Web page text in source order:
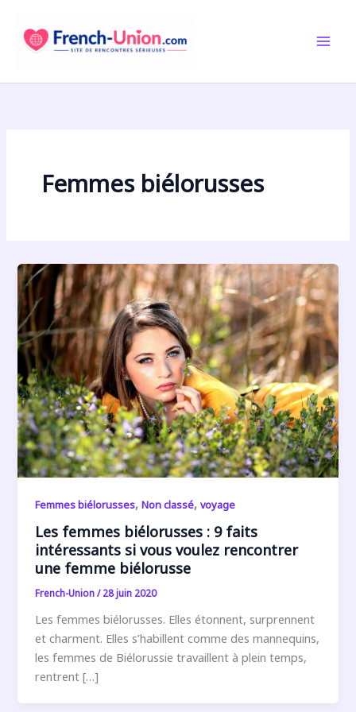
contenu
Femmes biélorusses
Femmes biélorusses,Non classé,voyage
Les femmes biélorusses : 9 faits
intéressants si vous voulez rencontrer
une femme biélorusse
French-Union/28 juin 2020
Les femmes biélorusses. Elles étonnent, surprennent
et charment. Elles s’habillent comme des mannequins,
les femmes de Biélorussie travaillent à plein temps,
rentrent […]